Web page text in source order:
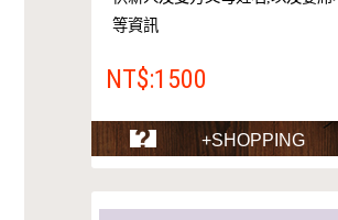
等資訊
NT$:1500
+SHOPPING